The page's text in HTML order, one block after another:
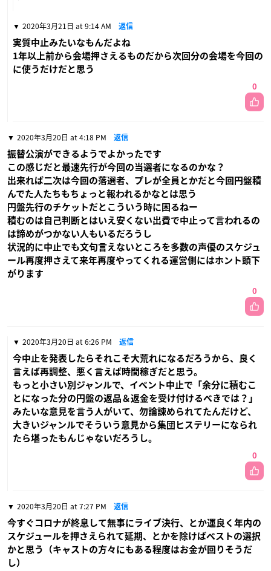
2020年3月21日 at 9:14 AM 返信
実質中止みたいなもんだよね
1年以上前から会場押さえるものだから次回分の会場を今回の
に使うだけだと思う
0
2020年3月20日 at 4:18 PM 返信
振替公演ができるようでよかったです
この感じだと最速先行が今回の当選者になるのかな？
出来れば二次は今回の落選者、プレが全員とかだと今回円盤積
んでた人たちもちょっと報われるかなとは思う
円盤先行のチケットだとこういう時に困るねー
積むのは自己判断とはいえ安くない出費で中止って言われるの
は諦めがつかない人もいるだろうし
状況的に中止でも文句言えないところを多数の声優のスケジュ
ール再度押さえて来年再度やってくれる運営側にはホント頭下
がります
0
2020年3月20日 at 6:26 PM 返信
今中止を発表したらそれこそ大荒れになるだろうから、良く
言えば再調整、悪く言えば時間稼ぎだと思う。
もっと小さい別ジャンルで、イベント中止で「余分に積むこ
とになった分の円盤の返品＆返金を受け付けるべきでは？」
みたいな意見を言う人がいて、勿論諌められてたんだけど、
大きいジャンルでそういう意見から集団ヒステリーになられ
たら堪ったもんじゃないだろうし。
0
2020年3月20日 at 7:27 PM 返信
今すぐコロナが終息して無事にライブ決行、とか運良く年内の
スケジュールを押さえられて延期、とかを除けばベストの選択
かと思う（キャストの方々にもある程度はお金が回りそうだ
し）